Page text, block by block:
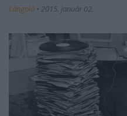
Lángoló • 2015. január 02.